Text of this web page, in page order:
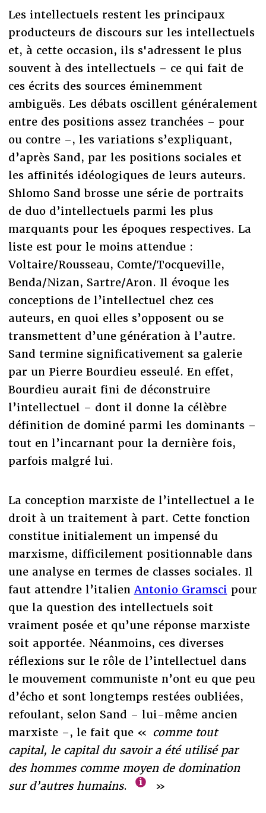
Les intellectuels restent les principaux
producteurs de discours sur les intellectuels
et, à cette occasion, ils s'adressent le plus
souvent à des intellectuels – ce qui fait de
ces écrits des sources éminemment
ambiguës. Les débats oscillent généralement
entre des positions assez tranchées – pour
ou contre –, les variations s’expliquant,
d’après Sand, par les positions sociales et
les affinités idéologiques de leurs auteurs.
Shlomo Sand brosse une série de portraits
de duo d’intellectuels parmi les plus
marquants pour les époques respectives. La
liste est pour le moins attendue :
Voltaire/Rousseau, Comte/Tocqueville,
Benda/Nizan, Sartre/Aron. Il évoque les
conceptions de l’intellectuel chez ces
auteurs, en quoi elles s’opposent ou se
transmettent d’une génération à l’autre.
Sand termine significativement sa galerie
par un Pierre Bourdieu esseulé. En effet,
Bourdieu aurait fini de déconstruire
l’intellectuel – dont il donne la célèbre
définition de dominé parmi les dominants –
tout en l’incarnant pour la dernière fois,
parfois malgré lui.
La conception marxiste de l’intellectuel a le
droit à un traitement à part. Cette fonction
constitue initialement un impensé du
marxisme, difficilement positionnable dans
une analyse en termes de classes sociales. Il
faut attendre l’italien Antonio Gramsci pour
que la question des intellectuels soit
vraiment posée et qu’une réponse marxiste
soit apportée. Néanmoins, ces diverses
réflexions sur le rôle de l’intellectuel dans
le mouvement communiste n’ont eu que peu
d’écho et sont longtemps restées oubliées,
refoulant, selon Sand – lui-même ancien
marxiste –, le fait que « comme tout
capital, le capital du savoir a été utilisé par
des hommes comme moyen de domination
sur d’autres humains. »